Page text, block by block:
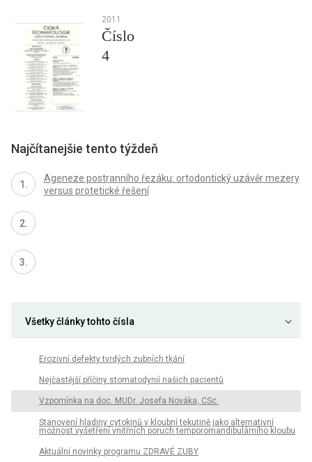
2011
Číslo
4
Najčítanejšie tento týždeň
Ageneze postranního řezáku: ortodontický uzávěr mezery
versus protetické řešení
Všetky články tohto čísla
Erozivní defekty tvrdých zubních tkání
Nejčastější příčiny stomatodynií našich pacientů
Vzpomínka na doc. MUDr. Josefa Nováka, CSc.
Stanovení hladiny cytokinů v kloubní tekutině jako alternativní
možnost vyšetření vnitřních poruch temporomandibulárního kloubu
Aktuální novinky programu ZDRAVÉ ZUBY